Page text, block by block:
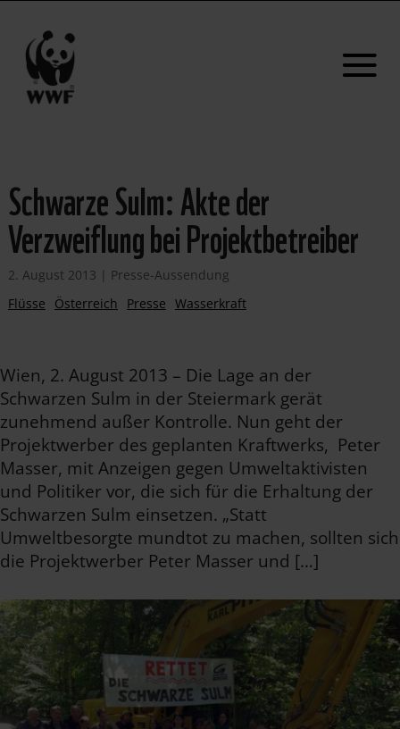
Schwarze Sulm: Akte der
Verzweiflung bei Projektbetreiber
2. August 2013 | Presse-Aussendung
Flüsse
Österreich Presse Wasserkraft
Wien, 2. August 2013 – Die Lage an der
Schwarzen Sulm in der Steiermark gerät
zunehmend außer Kontrolle. Nun geht der
Projektwerber des geplanten Kraftwerks, Peter
Masser, mit Anzeigen gegen Umweltaktivisten
und Politiker vor, die sich für die Erhaltung der
Schwarzen Sulm einsetzen. „Statt
Umweltbesorgte mundtot zu machen, sollten sich
die Projektwerber Peter Masser und […]